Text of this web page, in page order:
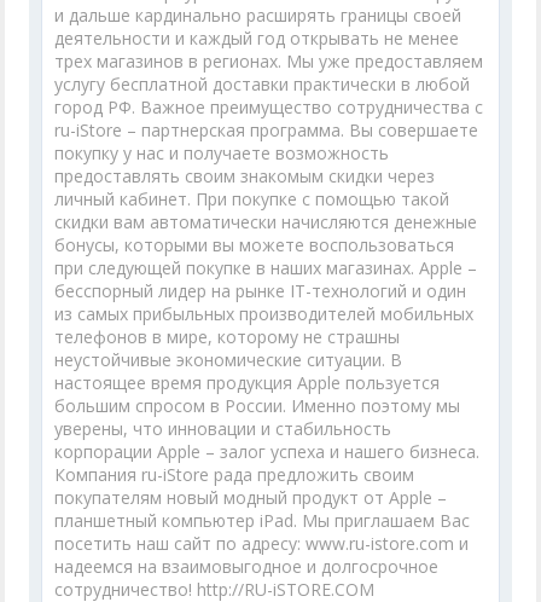
и дальше кардинально расширять границы своей
деятельности и каждый год открывать не менее
трех магазинов в регионах. Мы уже предоставляем
услугу бесплатной доставки практически в любой
город РФ. Важное преимущество сотрудничества с
ru-iStore – партнерская программа. Вы совершаете
покупку у нас и получаете возможность
предоставлять своим знакомым скидки через
личный кабинет. При покупке с помощью такой
скидки вам автоматически начисляются денежные
бонусы, которыми вы можете воспользоваться
при следующей покупке в наших магазинах. Apple –
бесспорный лидер на рынке IT-технологий и один
из самых прибыльных производителей мобильных
телефонов в мире, которому не страшны
неустойчивые экономические ситуации. В
настоящее время продукция Apple пользуется
большим спросом в России. Именно поэтому мы
уверены, что инновации и стабильность
корпорации Apple – залог успеха и нашего бизнеса.
Компания ru-iStore рада предложить своим
покупателям новый модный продукт от Apple –
планшетный компьютер iPad. Мы приглашаем Вас
посетить наш сайт по адресу: www.ru-istore.com и
надеемся на взаимовыгодное и долгосрочное
сотрудничество! http://RU-iSTORE.COM